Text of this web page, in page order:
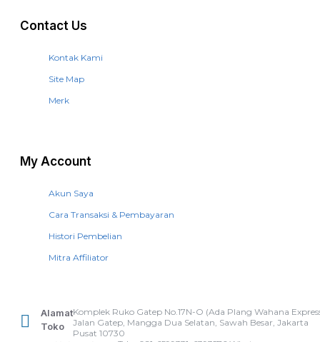
Contact Us
Kontak Kami
Site Map
Merk
My Account
Akun Saya
Cara Transaksi & Pembayaran
Histori Pembelian
Mitra Affiliator
Alamat
Toko
Komplek Ruko Gatep No.17N-O (Ada Plang Wahana
Jalan Gatep, Mangga Dua Selatan, Sawah Besar, Jakarta
Pusat 10730